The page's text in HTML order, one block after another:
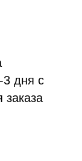
3 дня с